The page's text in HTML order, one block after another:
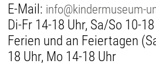
E-Mail: info@kindermuseum-
Di-Fr 14-18 Uhr, Sa/So 10-
Ferien und an Feiertagen
18 Uhr, Mo 14-18 Uhr